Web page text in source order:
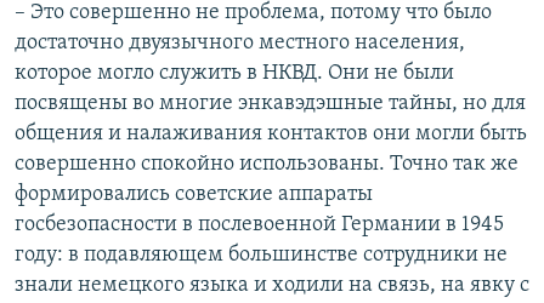
– Это совершенно не проблема, потому что было
достаточно двуязычного местного населения,
которое могло служить в НКВД. Они не были
посвящены во многие энкавэдэшные тайны, но для
общения и налаживания контактов они могли быть
совершенно спокойно использованы. Точно так же
формировались советские аппараты
госбезопасности в послевоенной Германии в 1945
году: в подавляющем большинстве сотрудники не
знали немецкого языка и ходили на связь, на явку с